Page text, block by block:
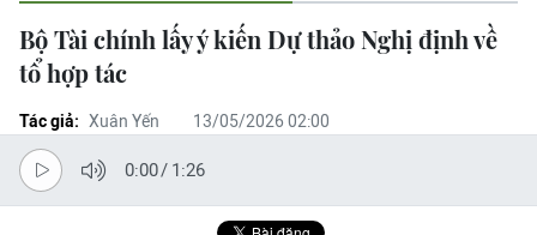
Bộ Tài chính lấy ý kiến Dự thảo Nghị định về
tổ hợp tác
Tác giả: Xuân Yến 13/05/2026 02:00
0:00/ 1:26